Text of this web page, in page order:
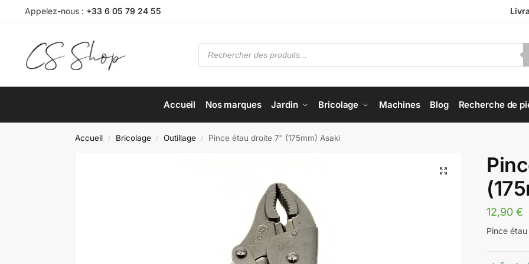
Appelez-nous : +33 6 05 79 24 55
Accueil Nos marques Jardin Bricolage Machines Blog Recherche de
Accueil / Bricolage / Outillage / Pince étau droite 7″ (175mm) Asaki
12,90€
Pince